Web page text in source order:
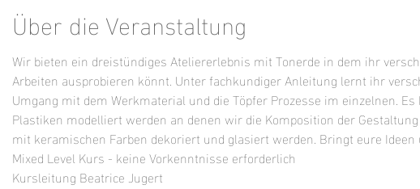
Über die Veranstaltung
Wir bieten ein dreistündiges Ateliererlebnis mit Tonerde in dem ihr
Arbeiten ausprobieren könnt. Unter fachkundiger Anleitung lernt ihr
Umgang mit dem Werkmaterial und die Töpfer Prozesse im einzelnen.
Plastiken modelliert werden an denen wir die Komposition der
mit keramischen Farben dekoriert und glasiert werden. Bringt eure
Mixed Level Kurs - keine Vorkenntnisse erforderlich
Kursleitung Beatrice Jugert